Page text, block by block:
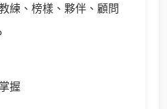
練、榜樣、夥伴、顧問
握